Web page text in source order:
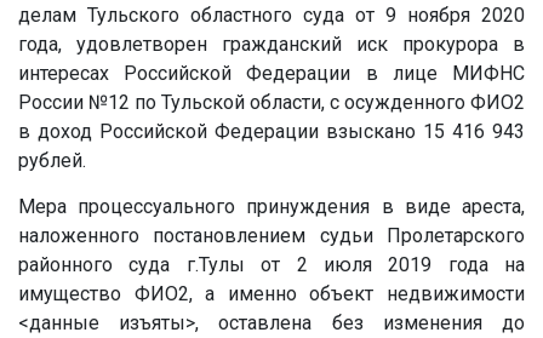
делам Тульского областного суда от 9 ноября 2020
года, удовлетворен гражданский иск прокурора в
интересах Российской Федерации в лице МИФНС
России №12 по Тульской области, с осужденного ФИО2
в доход Российской Федерации взыскано 15 416 943
рублей.
Мера процессуального принуждения в виде ареста,
наложенного постановлением судьи Пролетарского
районного суда г.Тулы от 2 июля 2019 года на
имущество ФИО2, а именно объект недвижимости
<данные изъяты>, оставлена без изменения до